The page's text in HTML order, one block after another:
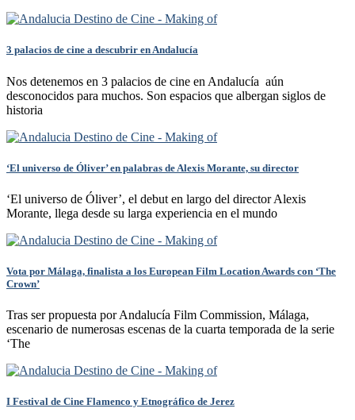
3 palacios de cine a descubrir en Andalucía
Nos detenemos en 3 palacios de cine en Andalucía aún
desconocidos para muchos. Son espacios que albergan siglos de
historia
‘El universo de Óliver’ en palabras de Alexis Morante, su director
‘El universo de Óliver’, el debut en largo del director Alexis
Morante, llega desde su larga experiencia en el mundo
Vota por Málaga, finalista a los European Film Location Awards con ‘The
Crown’
Tras ser propuesta por Andalucía Film Commission, Málaga,
escenario de numerosas escenas de la cuarta temporada de la serie
‘The
I Festival de Cine Flamenco y Etnográfico de Jerez